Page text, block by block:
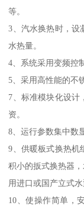
等。
3、汽水换热时，设
水热量。
4、系统采用变频控
5、采用高性能的不
7、标准模块化设计
资。
8、运行参数集中数
9、供暖板式换热机
积小的扳式换热器
用进口或国产立式
10、使操作简单，